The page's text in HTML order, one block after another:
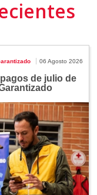
06 Agosto 2026
de julio de